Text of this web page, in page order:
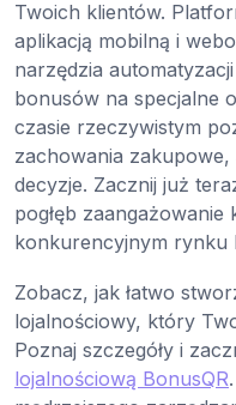
Twoich klientów.
aplikacją mobilną i
narzędzia
bonusów na specjalne
czasie rzeczywistym
zachowania
decyzje. Zacznij już
pogłęb
konkurencyjnym rynku
Zobacz, jak łatwo
lojalnościowy, który
Poznaj szczegóły i
lojalnościową BonusQR